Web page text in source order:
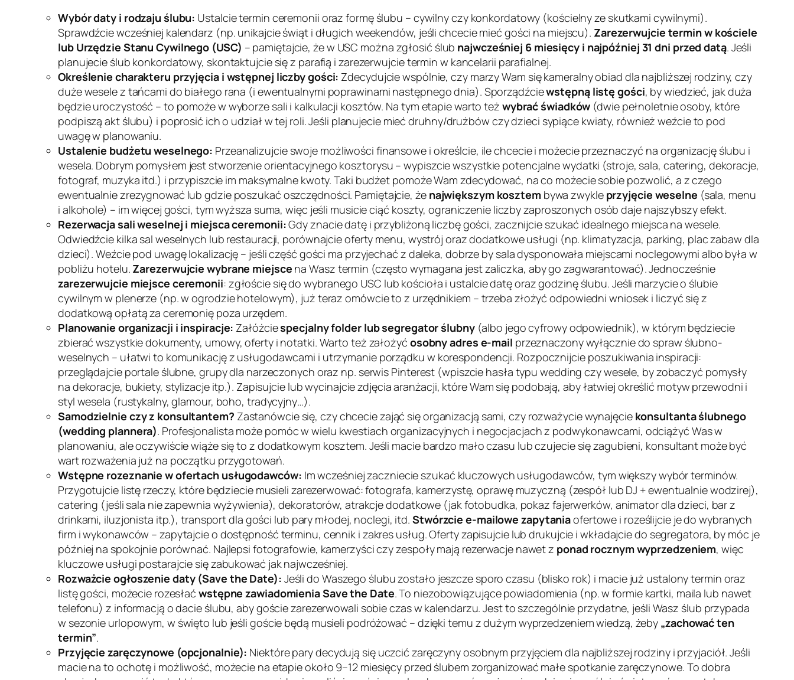
Wybór daty i rodzaju ślubu: Ustalcie termin ceremonii oraz formę ślubu – cywilny czy konkordatowy (kościelny ze skutkami cywilnymi).
Sprawdźcie wcześniej kalendarz (np. unikajcie świąt i długich weekendów, jeśli chcecie mieć gości na miejscu). Zarezerwujcie termin w kościele
lub Urzędzie Stanu Cywilnego (USC) – pamiętajcie, że w USC można zgłosić ślub najwcześniej 6 miesięcy i najpóźniej 31 dni przed datą. Jeśli
planujecie ślub konkordatowy, skontaktujcie się z parafią i zarezerwujcie termin w kancelarii parafialnej.
Określenie charakteru przyjęcia i wstępnej liczby gości: Zdecydujcie wspólnie, czy marzy Wam się kameralny obiad dla najbliższej rodziny, czy
duże wesele z tańcami do białego rana (i ewentualnymi poprawinami następnego dnia). Sporządźciewstępną listę gości, by wiedzieć, jak duża
będzie uroczystość – to pomoże w wyborze sali i kalkulacji kosztów. Na tym etapie warto też wybrać świadków (dwie pełnoletnie osoby, które
podpiszą akt ślubu) i poprosić ich o udział w tej roli. Jeśli planujecie mieć druhny/drużbów czy dzieci sypiące kwiaty, również weźcie to pod
uwagę w planowaniu.
Ustalenie budżetu weselnego: Przeanalizujcie swoje możliwości finansowe i określcie, ile chcecie i możecie przeznaczyć na organizację ślubu i
wesela. Dobrym pomysłem jest stworzenie orientacyjnego kosztorysu – wypiszcie wszystkie potencjalne wydatki (stroje, sala, catering, dekoracje,
fotograf, muzyka itd.) i przypiszcie im maksymalne kwoty. Taki budżet pomoże Wam zdecydować, na co możecie sobie pozwolić, a z czego
ewentualnie zrezygnować lub gdzie poszukać oszczędności. Pamiętajcie, że największym kosztembywa zwykle przyjęcie weselne (sala, menu
i alkohole) – im więcej gości, tym wyższa suma, więc jeśli musicie ciąć koszty, ograniczenie liczby zaproszonych osób daje najszybszy efekt.
Rezerwacja sali weselnej i miejsca ceremonii:Gdy znacie datę i przybliżoną liczbę gości, zacznijcie szukać idealnego miejsca na wesele.
Odwiedźcie kilka sal weselnych lub restauracji, porównajcie oferty menu, wystrój oraz dodatkowe usługi (np. klimatyzacja, parking, plac zabaw dla
dzieci). Weźcie pod uwagę lokalizację – jeśli część gości ma przyjechać z daleka, dobrze by sala dysponowała miejscami noclegowymi albo była w
pobliżu hotelu. Zarezerwujcie wybrane miejsce na Wasz termin (często wymagana jest zaliczka, aby go zagwarantować). Jednocześnie
zarezerwujcie miejsce ceremonii: zgłoście się do wybranego USC lub kościoła i ustalcie datę oraz godzinę ślubu. Jeśli marzycie o ślubie
cywilnym w plenerze (np. w ogrodzie hotelowym), już teraz omówcie to z urzędnikiem – trzeba złożyć odpowiedni wniosek i liczyć się z
dodatkową opłatą za ceremonię poza urzędem.
Planowanie organizacji i inspiracje: Załóżciespecjalny folder lub segregator ślubny(albo jego cyfrowy odpowiednik), w którym będziecie
zbierać wszystkie dokumenty, umowy, oferty i notatki. Warto też założyć osobny adres e-mail przeznaczony wyłącznie do spraw ślubno-
weselnych – ułatwi to komunikację z usługodawcami i utrzymanie porządku w korespondencji. Rozpocznijcie poszukiwania inspiracji:
przeglądajcie portale ślubne, grupy dla narzeczonych oraz np. serwis Pinterest (wpiszcie hasła typuwedding czywesele, by zobaczyć pomysły
na dekoracje, bukiety, stylizacje itp.). Zapisujcie lub wycinajcie zdjęcia aranżacji, które Wam się podobają, aby łatwiej określić motyw przewodni i
styl wesela (rustykalny, glamour, boho, tradycyjny…).
Samodzielnie czy z konsultantem? Zastanówcie się, czy chcecie zająć się organizacją sami, czy rozważycie wynajęcie konsultanta ślubnego
(wedding plannera). Profesjonalista może pomóc w wielu kwestiach organizacyjnych i negocjacjach z podwykonawcami, odciążyć Was w
planowaniu, ale oczywiście wiąże się to z dodatkowym kosztem. Jeśli macie bardzo mało czasu lub czujecie się zagubieni, konsultant może być
wart rozważenia już na początku przygotowań.
Wstępne rozeznanie w ofertach usługodawców: Im wcześniej zaczniecie szukać kluczowych usługodawców, tym większy wybór terminów.
Przygotujcie listę rzeczy, które będziecie musieli zarezerwować: fotografa, kamerzystę, oprawę muzyczną (zespół lub DJ + ewentualnie wodzirej),
catering (jeśli sala nie zapewnia wyżywienia), dekoratorów, atrakcje dodatkowe (jak fotobudka, pokaz fajerwerków, animator dla dzieci, bar z
drinkami, iluzjonista itp.), transport dla gości lub pary młodej, noclegi, itd.Stwórzcie e-mailowe zapytaniaofertowe i roześlijcie je do wybranych
firm i wykonawców – zapytajcie o dostępność terminu, cennik i zakres usług. Oferty zapisujcie lub drukujcie i wkładajcie do segregatora, by móc je
później na spokojnie porównać. Najlepsi fotografowie, kamerzyści czy zespoły mają rezerwacje nawet z ponad rocznym wyprzedzeniem, więc
kluczowe usługi postarajcie się zabukować jak najwcześniej.
Rozważcie ogłoszenie daty (Save the Date): Jeśli do Waszego ślubu zostało jeszcze sporo czasu (blisko rok) i macie już ustalony termin oraz
listę gości, możecie rozesłać wstępne zawiadomieniaSave the Date. To niezobowiązujące powiadomienia (np. w formie kartki, maila lub nawet
telefonu) z informacją o dacie ślubu, aby goście zarezerwowali sobie czas w kalendarzu. Jest to szczególnie przydatne, jeśli Wasz ślub przypada
w sezonie urlopowym, w święto lub jeśli goście będą musieli podróżować – dzięki temu z dużym wyprzedzeniem wiedzą, żeby „zachować ten
termin”.
Przyjęcie zaręczynowe (opcjonalnie): Niektóre pary decydują się uczcić zaręczyny osobnym przyjęciem dla najbliższej rodziny i przyjaciół. Jeśli
macie na to ochotę i możliwość, możecie na etapie około 9–12 miesięcy przed ślubem zorganizować małe spotkanie zaręczynowe. To dobra